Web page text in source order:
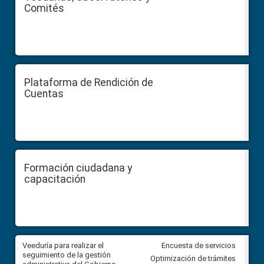
Comités
Plataforma de Rendición de
Cuentas
Formación ciudadana y
capacitación
Veeduría para realizar el
seguimiento de la gestión
Veeduría para vigilar los
derivados de la Audiencia
Encuesta de servicios
Optimización de trámites